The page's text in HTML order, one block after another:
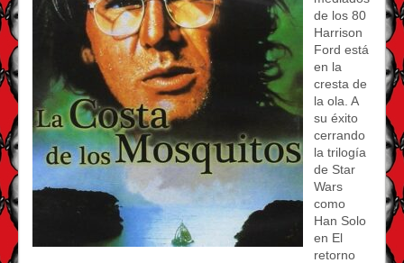
de los 80
Harrison
Ford está
en la
cresta de
la ola. A
su éxito
cerrando
la trilogía
de Star
Wars
como
Han Solo
en El
retorno